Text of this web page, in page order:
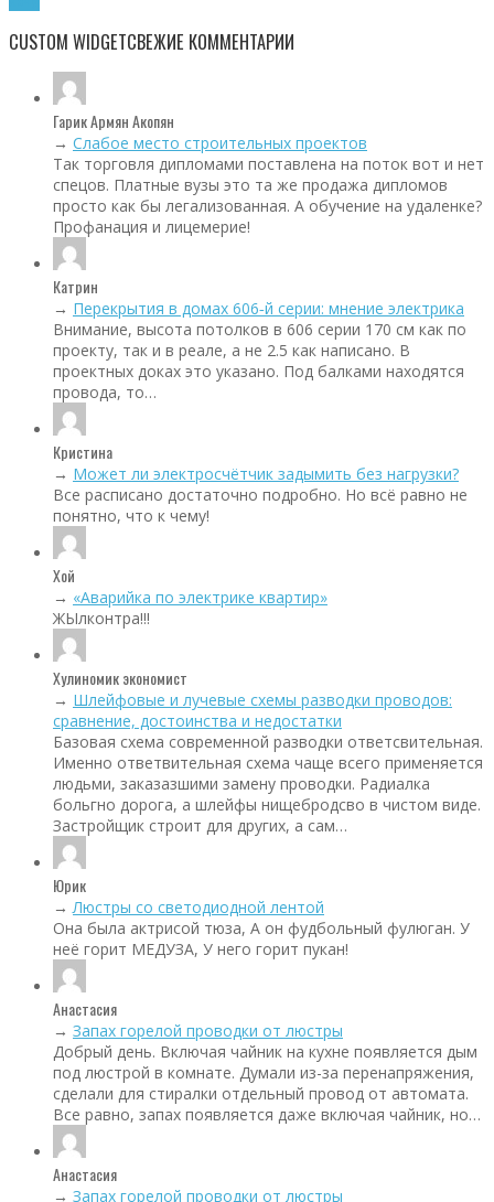
CUSTOM WIDGETСВЕЖИЕ КОММЕНТАРИИ
Гарик Армян Акопян
→ Слабое место строительных проектов
Так торговля дипломами поставлена на поток вот и нет
спецов. Платные вузы это та же продажа дипломов
просто как бы легализованная. А обучение на удаленке?
Профанация и лицемерие!
Катрин
→ Перекрытия в домах 606‑й серии: мнение электрика
Внимание, высота потолков в 606 серии 170 см как по
проекту, так и в реале, а не 2.5 как написано. В
проектных доках это указано. Под балками находятся
провода, то…
Кристина
→ Может ли электросчётчик задымить без нагрузки?
Все расписано достаточно подробно. Но всё равно не
понятно, что к чему!
Хой
→ «Аварийка по электрике квартир»
ЖЫлконтра!!!
Хулиномик экономист
→ Шлейфовые и лучевые схемы разводки проводов:
сравнение, достоинства и недостатки
Базовая схема современной разводки ответсвительная.
Именно ответвительная схема чаще всего применяется
людьми, заказазшими замену проводки. Радиалка
больгно дорога, а шлейфы нищебродсво в чистом виде.
Застройщик строит для других, а сам…
Юрик
→Люстры со светодиодной лентой
Она была актрисой тюза, А он фудбольный фулюган. У
неё горит МЕДУЗА, У него горит пукан!
Анастасия
→ Запах горелой проводки от люстры
Добрый день. Включая чайник на кухне появляется дым
под люстрой в комнате. Думали из-за перенапряжения,
сделали для стиралки отдельный провод от автомата.
Все равно, запах появляется даже включая чайник, но…
Анастасия
→ Запах горелой проводки от люстры